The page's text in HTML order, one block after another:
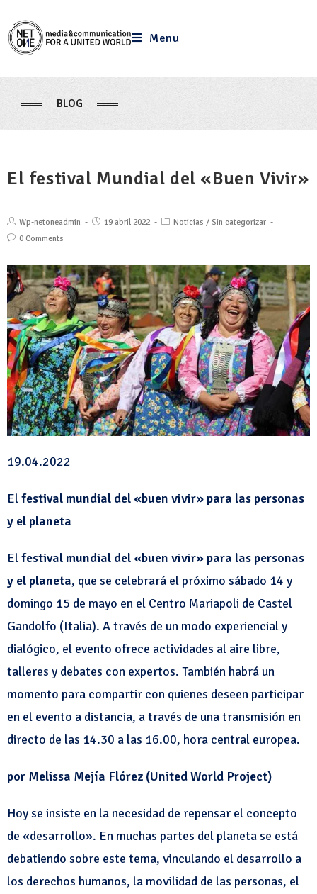
Menu
BLOG
El festival Mundial del «Buen Vivir»
Wp-netoneadmin 19 abril 2022 Noticias / Sin categorizar
0 Comments
19.04.2022
Elfestival mundial del «buen vivir» para las personas
y el planeta
Elfestival mundial del «buen vivir» para las personas
y el planeta, que se celebrará el próximo sábado 14 y
domingo 15 de mayo en el Centro Mariapoli de Castel
Gandolfo (Italia). A través de un modo experiencial y
dialógico, el evento ofrece actividades al aire libre,
talleres y debates con expertos. También habrá un
momento para compartir con quienes deseen participar
en el evento a distancia, a través de una transmisión en
directo de las 14.30 a las 16.00, hora central europea.
por Melissa Mejía Flórez (United World Project)
Hoy se insiste en la necesidad de repensar el concepto
de «desarrollo». En muchas partes del planeta se está
debatiendo sobre este tema, vinculando el desarrollo a
los derechos humanos, la movilidad de las personas, el